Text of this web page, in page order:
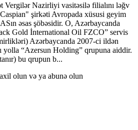
Vergilər Nazirliyi vasitəsilə filialını ləğv
şirkəti Avropada xüsusi geyim
əsas şöbəsidir. O, Azərbaycanda
Gold İnternational Oil FZCO” servis
Azərbaycanda 2007-ci ildən
yolla “Azersun Holding” qrupuna aiddir.
bu qrupun b...
olun və ya abunə olun